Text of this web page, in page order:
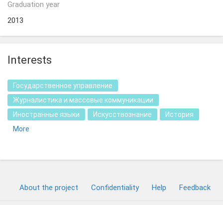
Graduation year
2013
Interests
Государственное управление
Журналистика и массовые коммуникации
Иностранные языки
Искусствознание
История
More
About the project Confidentiality Help Feedback